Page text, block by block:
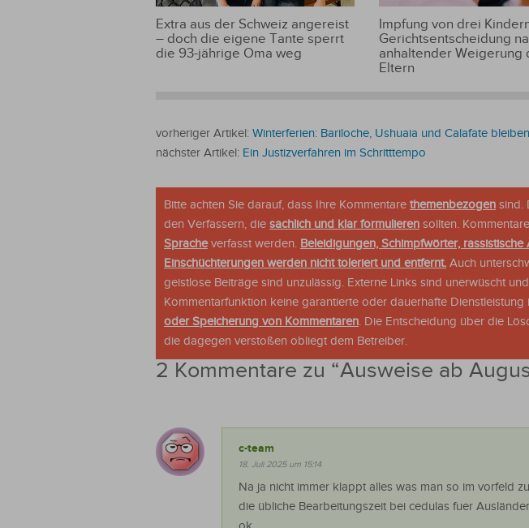
Extra aus der Schweiz angereist
– doch die eigene Tante sperrt
die 93-jährige Oma weg
Impfung von drei
Gerichtsentscheidung
anhaltender Weigerung
Eltern
vorheriger Artikel: Winterferien: Bariloche, Ushuaia und Calafate
nächster Artikel: Ein Justizverfahren im Schritttempo
Bitte achten Sie darauf, dass Ihre Kommentare themenbezogen sind.
den Verfassern, die sachlich und klar formulieren sollten.
Spracheverfasst werden. Beleidigungen, Schimpfwörter,
Einschüchterungen werden nicht toleriert und entfernt. Auch
geistlose Beiträge sind unzulässig. Externe Links sind unerwüscht
Kommentarfunktion keine garantierte oder dauerhafte Dienstleistung
oder Speicherung von Kommentaren. Die Entscheidung über die
die dagegen verstoßen obliegt dem Betreiber.
2 Kommentare zu “Ausweise ab
c-team
18. Juli 2025 um 15:14
Na ja nicht immer klappt alles was man so im vorfeld
die übliche Bearbeitungszeit bei cedulas fuer